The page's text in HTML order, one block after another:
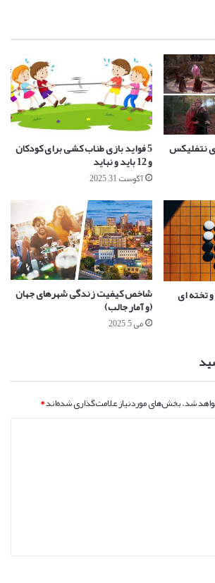
های نتفلیکس 5 فواید بازی طناب کشی برای کودکان
و 12 باید و نباید
آگوست 31, 2025
تخته ای شاخص کیفیت زندگی شهرهای جهان
(و آمار جالب)
می 5, 2025
شد.بخش‌های موردنیاز علامت‌گذاری شده‌اند*